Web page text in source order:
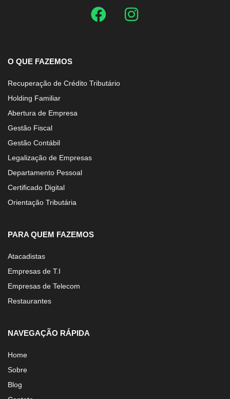
O QUE FAZEMOS
Recuperação de Crédito Tributário
Holding Familiar
Abertura de Empresa
Gestão Fiscal
Gestão Contábil
Legalização de Empresas
Departamento Pessoal
Certificado Digital
Orientação Tributária
PARA QUEM FAZEMOS
Atacadistas
Empresas de T.I
Empresas de Telecom
Restaurantes
NAVEGAÇÃO RÁPIDA
Home
Sobre
Blog